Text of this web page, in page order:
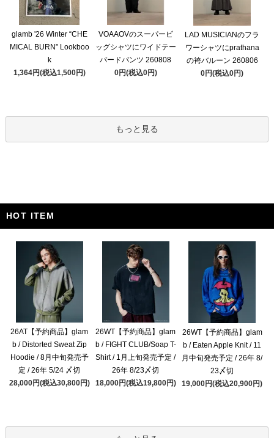
glamb '26 Winter “CHE
MICAL BURN” Lookboo
k
1,364円(税込1,500円)
VOAAOVのスーパービ
ッグシャツにワイドテー
パードパンツ 260808
0円(税込0円)
LAD MUSICIANのフラ
ワーシャツにprathana
の袴バルーン 260806
0円(税込0円)
もっと見る
HOT ITEM
26AT【予約商品】glam
b / Distorted Sweat Zip
Hoodie / 8月中旬発売予
定 / 26年 5/24 〆切
28,000円(税込30,800円)
26WT【予約商品】glam
b / FIGHT CLUB/Soap T-
Shirt / 1月上旬発売予定 /
26年 8/23〆切
18,000円(税込19,800円)
26WT【予約商品】glam
b / Eaten Apple Knit / 11
月中旬発売予定 / 26年 8/
23〆切
19,000円(税込20,900円)